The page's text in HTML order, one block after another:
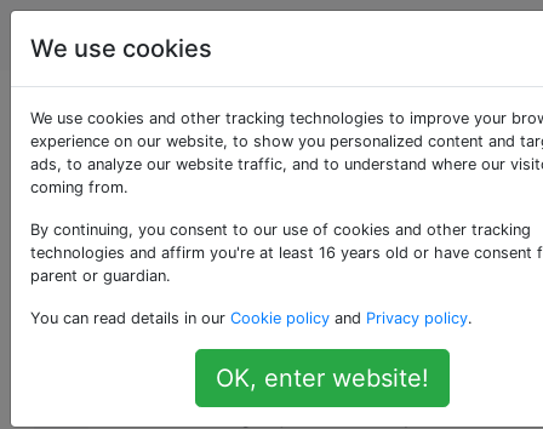
Cuisine
Comment griller un
burger parfait?
13
Je suis un assez bon gril (barbecue à gaz).
magrets de canard parfaits et même une
cuisse entière de porc. La seule chose qui
m'échappe est le simple burger. Même avec
du bœuf maigre, j'obtiens des poussées
We use cookies
We use cookies and other tracking technologies to improve your
experience on our website, to show you personalized content and
ads, to analyze our website traffic, and to understand where our
coming from.
By continuing, you consent to our use of cookies and other tracking
technologies and affirm you're at least 16 years old or have consent
parent or guardian.
You can read details in our Cookie policy and Privacy policy.
OK, enter website!